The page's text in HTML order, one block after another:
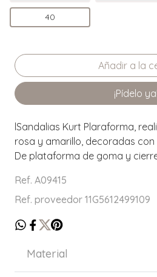
40
¡Pídelo ya!
lSandalias Kurt Plaraforma,
rosa y amarillo, decoradas
De plataforma de goma y
Ref. A09415
Ref. proveedor 11G5612499109
Material